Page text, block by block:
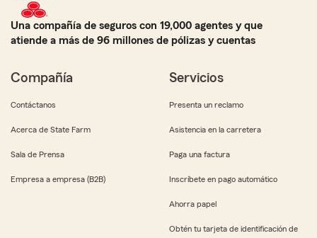
Una compañía de seguros con 19,000 agentes y que
atiende a más de 96 millones de pólizas y cuentas
Compañía
Contáctanos
Acerca de State Farm
Sala de Prensa
Empresa a empresa (B2B)
Servicios
Presenta un reclamo
Asistencia en la carretera
Paga una factura
Inscríbete en pago automático
Ahorra papel
Obtén tu tarjeta de identificación de